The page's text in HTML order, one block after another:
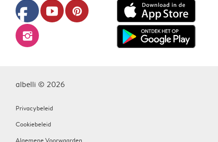
facebook youtube pinterest
instagram
albelli © 2026
Privacybeleid
Cookiebeleid
Algemene Voorwaarden